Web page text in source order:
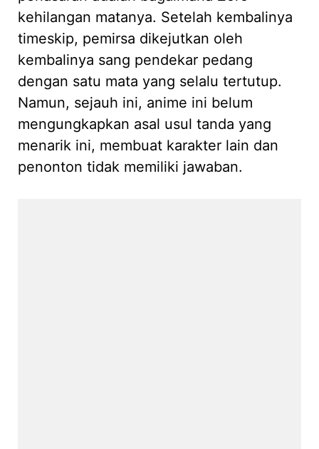
kehilangan matanya. Setelah kembalinya
timeskip, pemirsa dikejutkan oleh
kembalinya sang pendekar pedang
dengan satu mata yang selalu tertutup.
Namun, sejauh ini, anime ini belum
mengungkapkan asal usul tanda yang
menarik ini, membuat karakter lain dan
penonton tidak memiliki jawaban.